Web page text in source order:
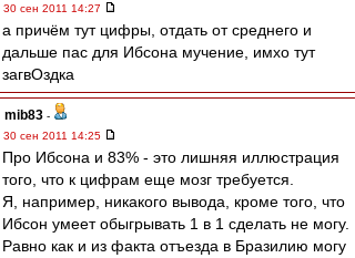
30 сен 2011 14:27
а причём тут цифры, отдать от среднего и
дальше пас для Ибсона мучение, имхо тут
загвОздка
mib83 -
30 сен 2011 14:25
Про Ибсона и 83% - это лишняя иллюстрация
того, что к цифрам еще мозг требуется.
Я, например, никакого вывода, кроме того, что
Ибсон умеет обыгрывать 1 в 1 сделать не могу.
Равно как и из факта отъезда в Бразилию могу